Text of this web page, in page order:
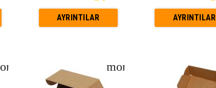
AYRINTILAR AYRINTILAR